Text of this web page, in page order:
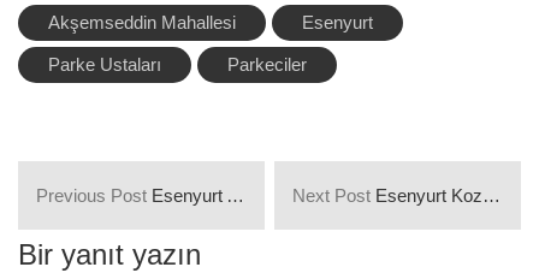
Akşemseddin Mahallesi Esenyurt
Parke Ustaları Parkeciler
Previous Post Esenyurt Ardıçlı Mahallesi Parkeciler ve Parke Ustaları Next Post Esenyurt Koza Mahallesi Parkeciler ve Parke Ustaları
Bir yanıt yazın